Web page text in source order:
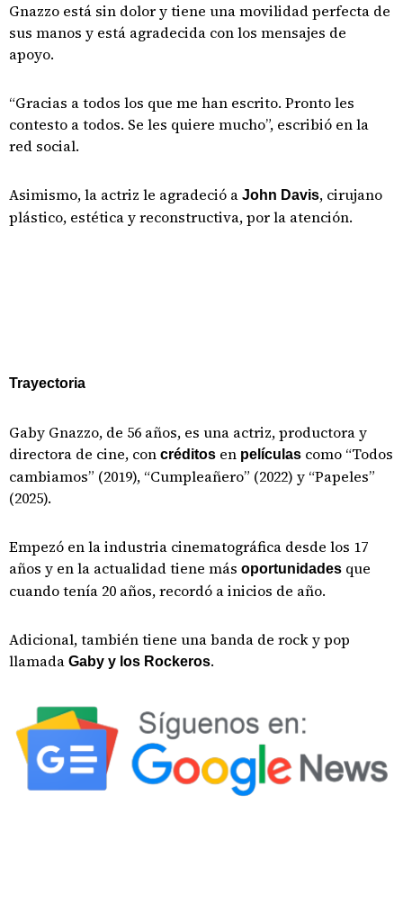
Gnazzo está sin dolor y tiene una movilidad perfecta de
sus manos y está agradecida con los mensajes de
apoyo.
“Gracias a todos los que me han escrito. Pronto les
contesto a todos. Se les quiere mucho”, escribió en la
red social.
Asimismo, la actriz le agradeció a John Davis, cirujano
plástico, estética y reconstructiva, por la atención.
Trayectoria
Gaby Gnazzo, de 56 años, es una actriz, productora y
directora de cine, con créditos en películas como “Todos
cambiamos” (2019), “Cumpleañero” (2022) y “Papeles”
(2025).
Empezó en la industria cinematográfica desde los 17
años y en la actualidad tiene más oportunidades que
cuando tenía 20 años, recordó a inicios de año.
Adicional, también tiene una banda de rock y pop
llamada Gaby y los Rockeros.